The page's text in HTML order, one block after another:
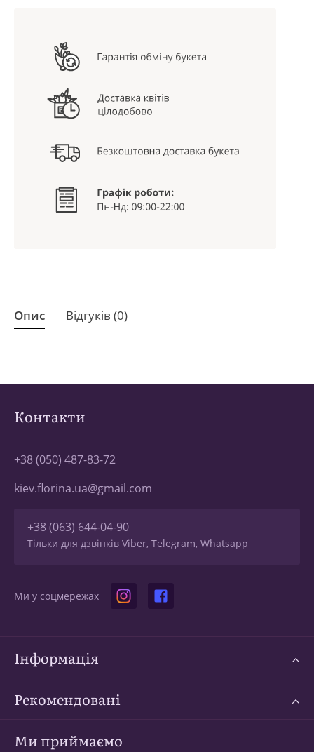
Опис Відгуків (0)
Контакти
+38 (050) 487-83-72
kiev.florina.ua@gmail.com
+38 (063) 644-04-90
Тільки для дзвінків Viber, Telegram, Whatsapp
Ми у соцмережах
Інформація
Рекомендовані
Ми приймаємо